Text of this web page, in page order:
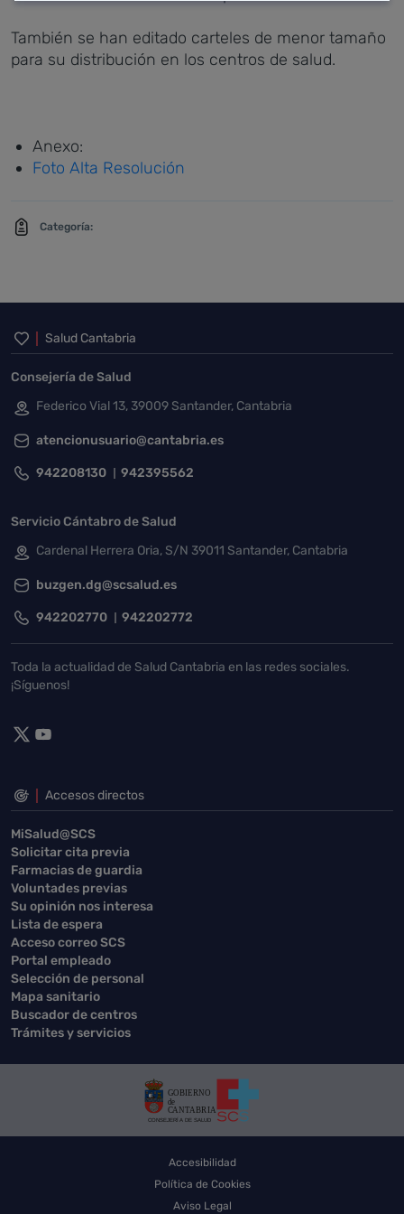
También se han editado carteles de menor tamaño
para su distribución en los centros de salud.
Anexo:
Foto Alta Resolución
Categoría:
Inicio del pie de página
Salud Cantabria
Consejería de Salud
Federico Vial 13, 39009 Santander, Cantabria
atencionusuario@cantabria.es
942208130 942395562
Servicio Cántabro de Salud
Cardenal Herrera Oria, S/N 39011 Santander, Cantabria
buzgen.dg@scsalud.es
942202770 942202772
Toda la actualidad de Salud Cantabria en las redes sociales.
¡Síguenos!
Accesos directos
MiSalud@SCS
Solicitar cita previa
Farmacias de guardia
Voluntades previas
Su opinión nos interesa
Lista de espera
Acceso correo SCS
Portal empleado
Selección de personal
Mapa sanitario
Buscador de centros
Trámites y servicios
Accesibilidad
Política de Cookies
Aviso Legal